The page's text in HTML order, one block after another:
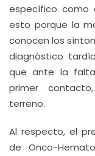
específico como
esto porque la
conocen los
diagnóstico
que ante la
primer
terreno.
Al respecto, el
de Onco-